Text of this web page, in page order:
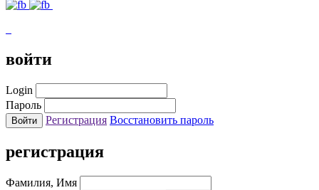
войти
Login
Пароль
Регистрация Восстановить пароль
регистрация
Фамилия, Имя